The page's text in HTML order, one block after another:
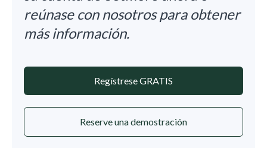
reúnase con nosotros para obtener
más información.
Regístrese GRATIS
Reserve una demostración